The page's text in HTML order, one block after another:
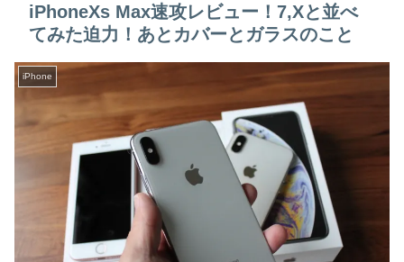
iPhoneXs Max速攻レビュー！7,Xと並べ
てみた迫力！あとカバーとガラスのこと
iPhone